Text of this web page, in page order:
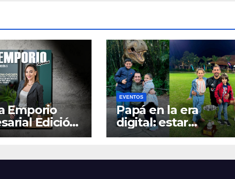
Emporio
Edición
EVENTOS
Papá en la era
digital: estar
presente, incluso en